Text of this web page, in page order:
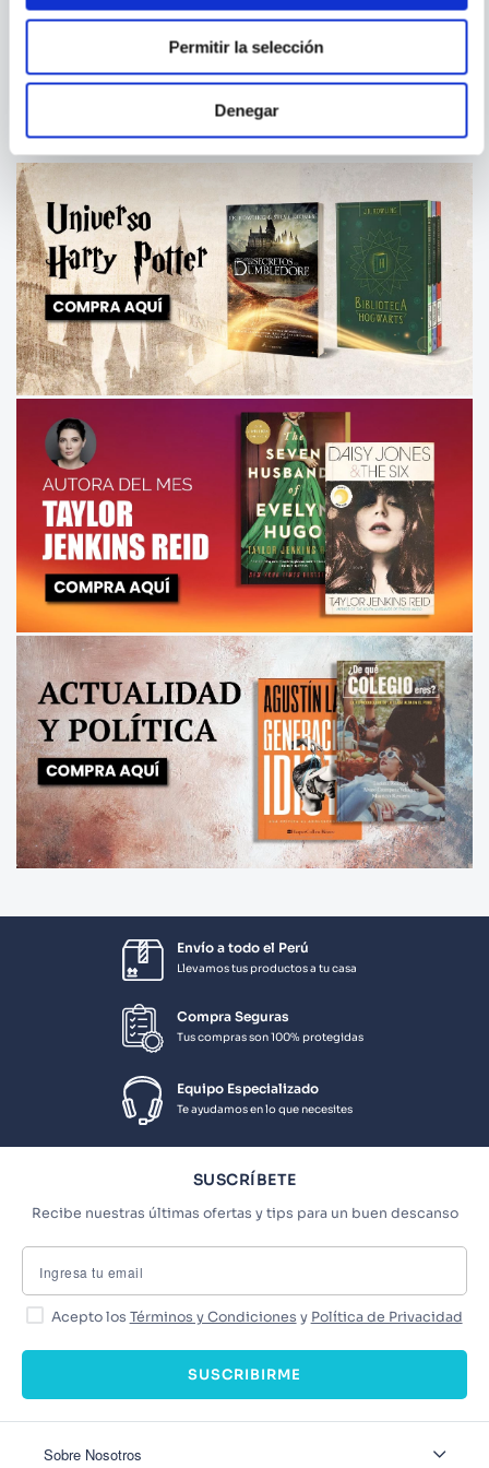
Permitir la selección
Denegar
LAS RAICES TRIVIALES DE
PYTHON PARA ANALISIS DE
Envío a todo el Perú
Llevamos tus productos a tu casa
Compra Seguras
Tus compras son 100% protegidas
Equipo Especializado
Te ayudamos en lo que necesites
SUSCRÍBETE
Recibe nuestras últimas ofertas y tips para un buen descanso
Acepto los Términos y Condiciones y Política de Privacidad
SUSCRIBIRME
Sobre Nosotros